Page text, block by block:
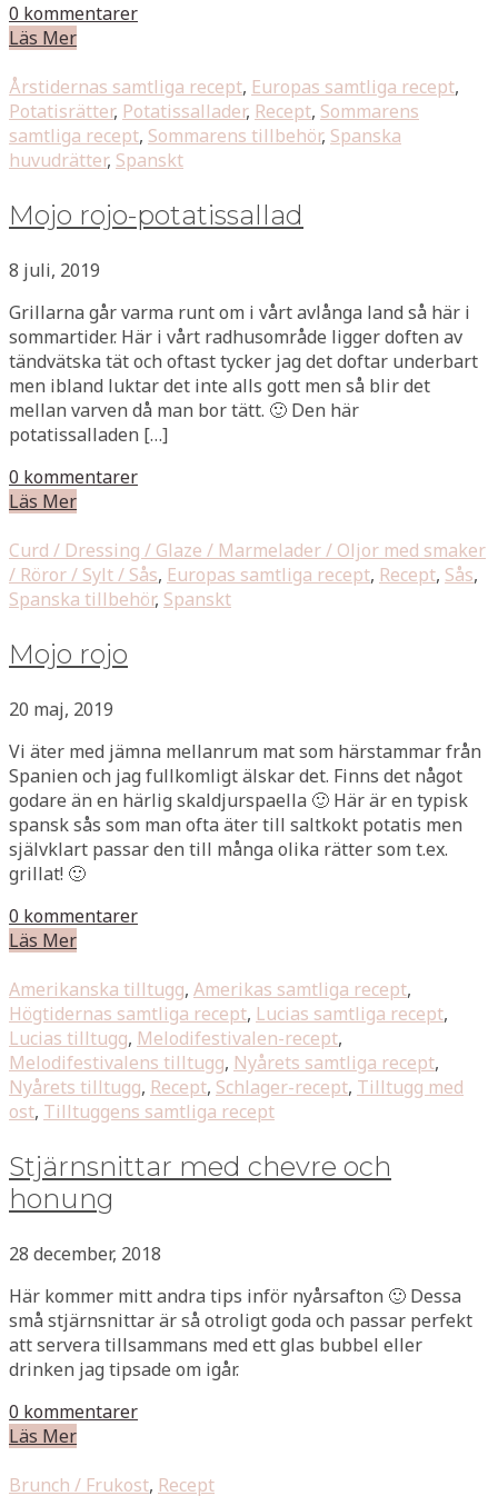
0 kommentarer
Läs Mer
Årstidernas samtliga recept, Europas samtliga recept,
Potatisrätter, Potatissallader, Recept, Sommarens
samtliga recept, Sommarens tillbehör, Spanska
huvudrätter, Spanskt
Mojo rojo-potatissallad
8 juli, 2019
Grillarna går varma runt om i vårt avlånga land så här i
sommartider. Här i vårt radhusområde ligger doften av
tändvätska tät och oftast tycker jag det doftar underbart
men ibland luktar det inte alls gott men så blir det
mellan varven då man bor tätt. 🙂 Den här
potatissalladen […]
0 kommentarer
Läs Mer
Curd / Dressing / Glaze / Marmelader / Oljor med smaker
/ Röror / Sylt / Sås, Europas samtliga recept, Recept, Sås,
Spanska tillbehör, Spanskt
Mojo rojo
20 maj, 2019
Vi äter med jämna mellanrum mat som härstammar från
Spanien och jag fullkomligt älskar det. Finns det något
godare än en härlig skaldjurspaella 🙂 Här är en typisk
spansk sås som man ofta äter till saltkokt potatis men
självklart passar den till många olika rätter som t.ex.
grillat! 🙂
0 kommentarer
Läs Mer
Amerikanska tilltugg, Amerikas samtliga recept,
Högtidernas samtliga recept, Lucias samtliga recept,
Lucias tilltugg, Melodifestivalen-recept,
Melodifestivalens tilltugg, Nyårets samtliga recept,
Nyårets tilltugg, Recept, Schlager-recept, Tilltugg med
ost, Tilltuggens samtliga recept
Stjärnsnittar med chevre och
honung
28 december, 2018
Här kommer mitt andra tips inför nyårsafton 🙂 Dessa
små stjärnsnittar är så otroligt goda och passar perfekt
att servera tillsammans med ett glas bubbel eller
drinken jag tipsade om igår.
0 kommentarer
Läs Mer
Brunch / Frukost, Recept